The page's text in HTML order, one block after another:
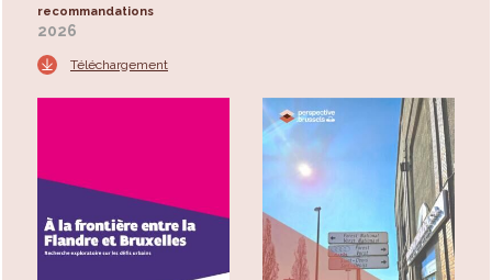
recommandations
2026
Téléchargement